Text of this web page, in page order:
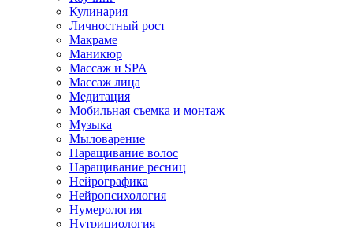
Кулинария
Личностный рост
Макраме
Маникюр
Массаж и SPA
Массаж лица
Медитация
Мобильная съемка и монтаж
Музыка
Мыловарение
Наращивание волос
Наращивание ресниц
Нейрографика
Нейропсихология
Нумерология
Нутрициология